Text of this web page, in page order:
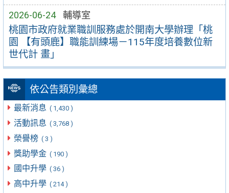
2026-06-24 輔導室
桃園市政府就業職訓服務處於開南大學辦理「桃
園 【有頭鹿】職能訓練場－115年度培養數位新
世代計 畫」
依公告類別彙總
最新消息 ( 1,430 )
活動訊息 ( 3,768 )
榮譽榜 ( 3 )
獎助學金 ( 190 )
國中升學 ( 36 )
高中升學 ( 214 )